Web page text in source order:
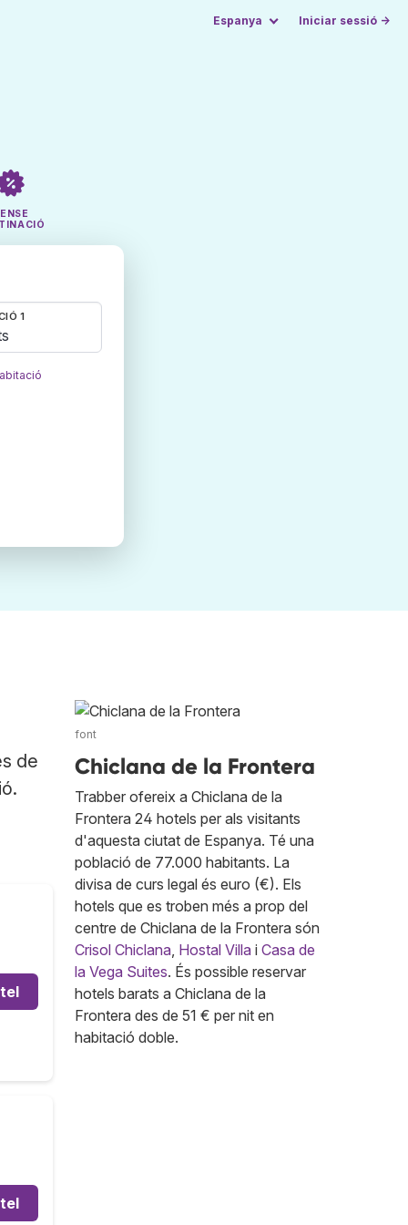
Espanya Iniciar sessió →
1
de
font
Chiclana de la Frontera
Trabber ofereix a Chiclana de la
Frontera 24 hotels per als visitants
d'aquesta ciutat de Espanya. Té una
població de 77.000 habitants. La
divisa de curs legal és euro (€). Els
hotels que es troben més a prop del
centre de Chiclana de la Frontera són
Crisol Chiclana, Hostal Villa i Casa de
la Vega Suites. És possible reservar
hotels barats a Chiclana de la
Frontera des de 51 € per nit en
habitació doble.